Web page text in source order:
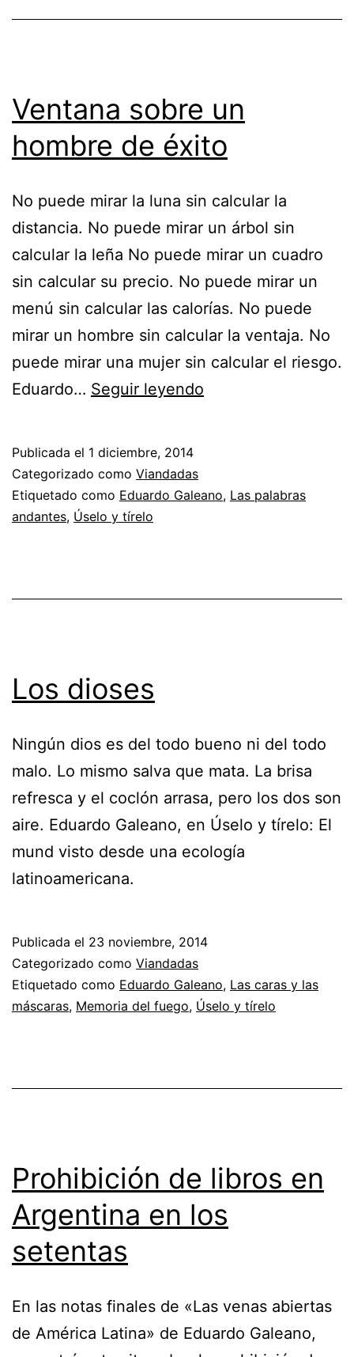
Ventana sobre un
hombre de éxito
No puede mirar la luna sin calcular la
distancia. No puede mirar un árbol sin
calcular la leña No puede mirar un cuadro
sin calcular su precio. No puede mirar un
menú sin calcular las calorías. No puede
mirar un hombre sin calcular la ventaja. No
puede mirar una mujer sin calcular el riesgo.
Eduardo… Seguir leyendo
de
Publicada el 1 diciembre, 2014
Categorizado como Viandadas
Etiquetado como Eduardo Galeano, Las palabras
andantes, Úselo y tírelo
Los dioses
Ningún dios es del todo bueno ni del todo
malo. Lo mismo salva que mata. La brisa
refresca y el coclón arrasa, pero los dos son
aire. Eduardo Galeano, en Úselo y tírelo: El
mund visto desde una ecología
latinoamericana.
Publicada el 23 noviembre, 2014
Categorizado como Viandadas
Etiquetado como Eduardo Galeano, Las caras y las
máscaras, Memoria del fuego, Úselo y tírelo
Prohibición de libros en
Argentina en los
setentas
En las notas finales de «Las venas abiertas
de América Latina» de Eduardo Galeano,